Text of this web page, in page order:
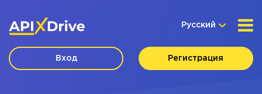
Русский
Вход Регистрация